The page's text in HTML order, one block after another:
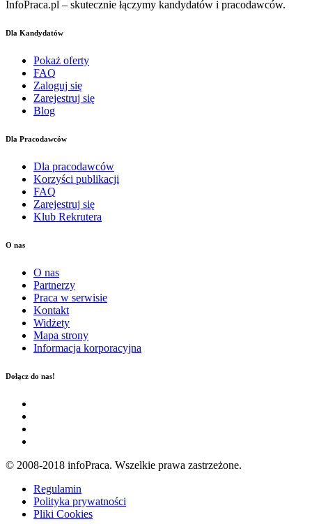
InfoPraca.pl – skutecznie łączymy kandydatów i pracodawców.
Dla Kandydatów
Pokaż oferty
FAQ
Zaloguj się
Zarejestruj się
Blog
Dla Pracodawców
Dla pracodawców
Korzyści publikacji
FAQ
Zarejestruj się
Klub Rekrutera
O nas
O nas
Partnerzy
Praca w serwisie
Kontakt
Widżety
Mapa strony
Informacja korporacyjna
Dołącz do nas!
© 2008-2018 infoPraca. Wszelkie prawa zastrzeżone.
Regulamin
Polityka prywatności
Pliki Cookies